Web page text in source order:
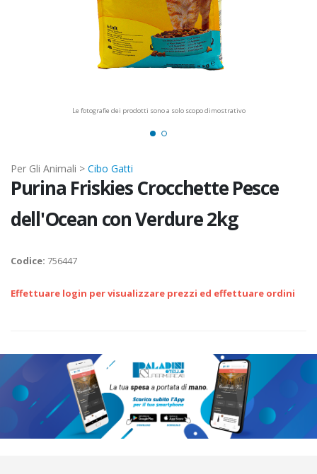
Le fotografie dei prodotti sono a solo scopo dimostrativo
Per Gli Animali > Cibo Gatti
Purina Friskies Crocchette Pesce
dell'Ocean con Verdure 2kg
Codice: 756447
Effettuare login per visualizzare prezzi ed effettuare ordini